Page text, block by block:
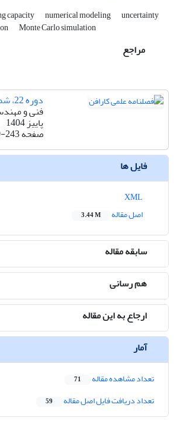
capacity numerical modeling uncertainty
Monte Carlo simulation
مراجع
دوره 22، شماره 3
فنی و
پاییز 1404
صفحه243
فایل ها
اصل مقاله
3.44 M
سابقه مقاله
هم رسانی
ارجاع به این مقاله
آمار
تعداد مشاهده مقاله 71
تعداد دریافت فایل اصل مقاله 59